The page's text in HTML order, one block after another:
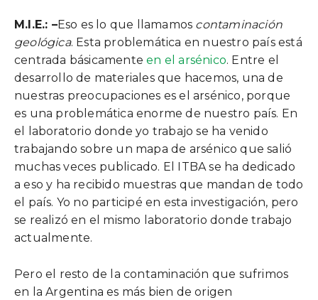
M.I.E.: –Eso es lo que llamamos contaminación
geológica. Esta problemática en nuestro país está
centrada básicamenteen el arsénico. Entre el
desarrollo de materiales que hacemos, una de
nuestras preocupaciones es el arsénico, porque
es una problemática enorme de nuestro país. En
el laboratorio donde yo trabajo se ha venido
trabajando sobre un mapa de arsénico que salió
muchas veces publicado. El ITBA se ha dedicado
a eso y ha recibido muestras que mandan de todo
el país. Yo no participé en esta investigación, pero
se realizó en el mismo laboratorio donde trabajo
actualmente.
Pero el resto de la contaminación que sufrimos
en la Argentina es más bien de origen